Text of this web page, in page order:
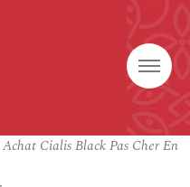
Cialis Black Pas Cher En